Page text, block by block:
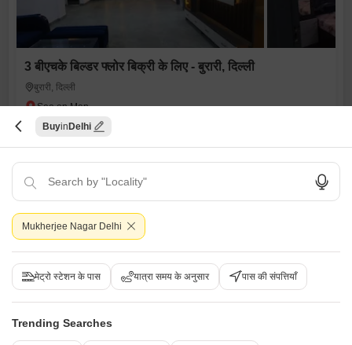
3 बीएचके बिल्डर फ्लोर बिक्री के लिए - बुरारी, दिल्ली
बुरारी, दिल्ली
₹ 75 L
Additional Spaces
एक्स्ट्रा रूम
रहने के लिए तैयार
Facing
नॉर्थ ईस्ट Facing
रिप्यूटेड बिल्डर फ्री होल्ड लक्जरी लाइफस्टाइल फ़ैमिली अडजॉइनिंग मेट्रो स्टेशन
अजित पाल सिंघ
5
Buy Delhi
Mukherjee Nagar Delhi
मेट्रो स्टेशन के पास यात्रा समय के अनुसार पास की संपत्तियाँ
Trending Searches